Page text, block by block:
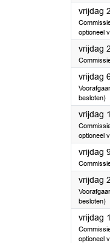
vrijdag
optioneel
vrijdag
vrijdag
besloten)
vrijdag
optioneel
vrijdag
vrijdag
besloten)
vrijdag
optioneel